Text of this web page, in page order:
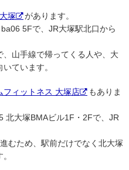
塚
があります。
5Fで、JR大塚駅北口から
山手線で帰ってくる人や、大
ています。
フィットネス 大塚店
もありま
北大塚BMAビル1F・2Fで、JR
むため、駅前だけでなく北大塚